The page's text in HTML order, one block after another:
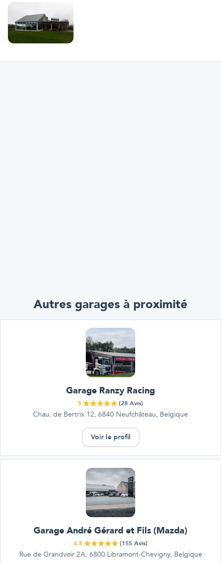
à Libramont-Chevigny. Si vous ressentez le besoin d'en découvrir plus, vous
pouvez observer les clichés du garage Garage Pierson - Chevy Motor sur sa
page personnelle bolid. Exploitez bolid pour estimer les avis des garages de
Libramont-Chevigny et pour améliorer vos probabilités d'accéder à un garage
sûr dans votre zone et pour être sûr de trouver le meilleur devis pour la
Autres garages à proximité
Garage Ranzy Racing
5 (28 Avis)
Chau. de Bertrix 12, 6840 Neufchâteau, Belgique
Voir le profil
Garage André Gérard et Fils (Mazda)
4.8 (155 Avis)
Rue de Grandvoir 2A, 6800 Libramont-Chevigny, Belgique